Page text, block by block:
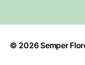
© 2026Semper